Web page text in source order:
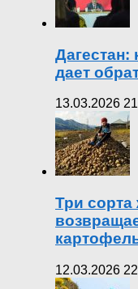
Дагестан:
дает
13.03.2026
Три сорта
12.03.2026